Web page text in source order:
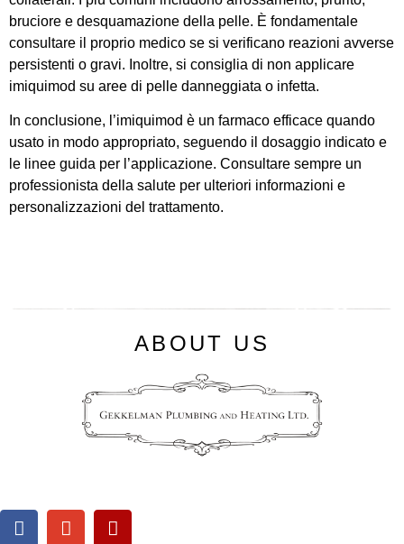
bruciore e desquamazione della pelle. È fondamentale
consultare il proprio medico se si verificano reazioni avverse
persistenti o gravi. Inoltre, si consiglia di non applicare
imiquimod su aree di pelle danneggiata o infetta.
In conclusione, l’imiquimod è un farmaco efficace quando
usato in modo appropriato, seguendo il dosaggio indicato e
le linee guida per l’applicazione. Consultare sempre un
professionista della salute per ulteriori informazioni e
personalizzazioni del trattamento.
ABOUT US